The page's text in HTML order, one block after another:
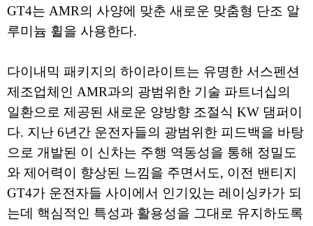
GT4는 AMR의 사양에 맞춘 새로운 맞춤형 단조 알
루미늄 휠을 사용한다.
다이내믹 패키지의 하이라이트는 유명한 서스펜션
제조업체인 AMR과의 광범위한 기술 파트너십의
일환으로 제공된 새로운 양방향 조절식 KW 댐퍼이
다. 지난 6년간 운전자들의 광범위한 피드백을 바탕
으로 개발된 이 신차는 주행 역동성을 통해 정밀도
와 제어력이 향상된 느낌을 주면서도, 이전 밴티지
GT4가 운전자들 사이에서 인기있는 레이싱카가 되
는데 핵심적인 특성과 활용성을 그대로 유지하도록